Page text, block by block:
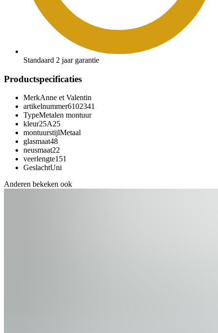
Standaard 2 jaar garantie
Productspecificaties
MerkAnne et Valentin
artikelnummer6102341
TypeMetalen montuur
kleur25A25
montuurstijlMetaal
glasmaat48
neusmaat22
veerlengte151
GeslachtUni
Anderen bekeken ook